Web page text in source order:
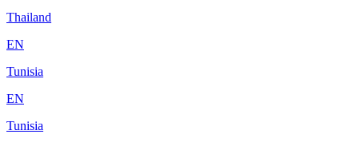
Thailand
EN
Tunisia
EN
Tunisia